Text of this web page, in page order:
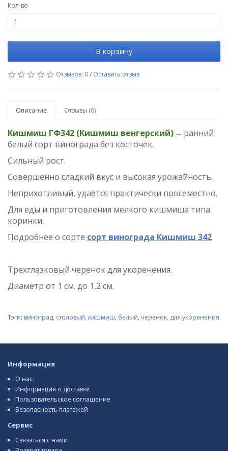
Кол-во
В корзину
Отзывов: 0/ Оставить отзыв
Описание Отзывы (0)
Кишмиш ГФ342 (Кишмиш венгерский) — ранний
белый сорт винограда без косточек.
Сильный рост.
Совершенно сладкий вкус и высокая урожайность.
Неприхотливый, удаётся практически повсеместно.
Для еды и приготовления мелкого кишмиша типа
коринки.
Подробнее о сорте сорт винограда Кишмиш 342
Трехглазковый черенок для укоренения.
Диаметр от 1 см. до 1,2 см.
Тэги: виноград, столовый, кишмиш, белый, черенок, для укоренения
Информация
О нас.
Информация о доставке
Пользовательское соглашение
Безопасность платежей
Сервис
Связаться с нами